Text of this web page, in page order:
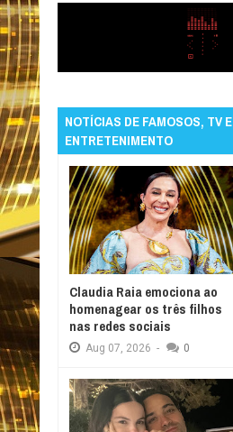
NOTÍCIAS DE FAMOSOS, TV E
ENTRETENIMENTO
Claudia Raia emociona ao
homenagear os três filhos
nas redes sociais
Aug 07, 2026 - 0